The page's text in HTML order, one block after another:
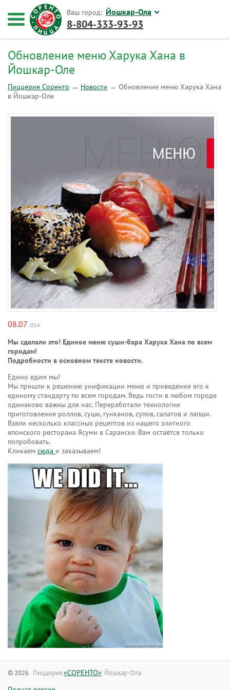
Обновление меню Харука Хана в
Йошкар-Оле
Пиццерия Соренто → Новости → Обновление меню Харука Хана
в Йошкар-Оле
08.07 2014
Мы сделали это! Единое меню суши-бара Харука Хана по всем
городам!
Подробности в основном тексте новости.
Едино едим мы!
Мы пришли к решению унификации меню и приведения его к
единому стандарту по всем городам. Ведь гости в любом городе
одинаково важны для нас. Переработали технологии
приготовления роллов, суши, гунканов, супов, салатов и лапши.
Взяли несколько классных рецептов из нашего элитного
японского ресторана Ясуми в Саранске. Вам остаётся только
попробовать.
Кликаем сюда и заказываем!
© 2026 Пиццерия«СОРЕНТО» Йошкар-Ола
Ваш город: Йошкар-Ола
8-804-333-93-93